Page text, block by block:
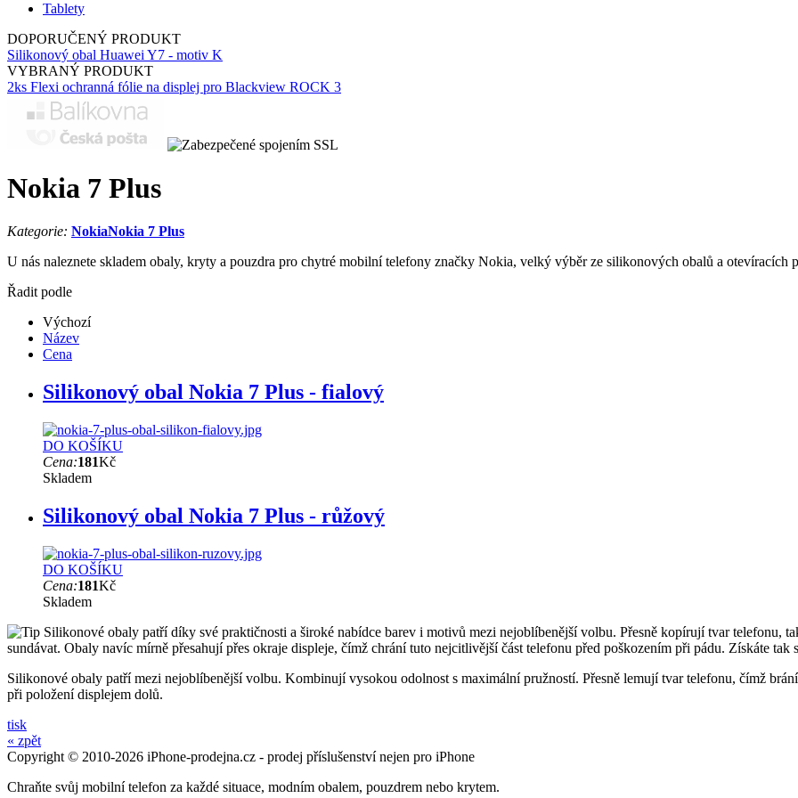
Tablety
DOPORUČENÝ PRODUKT
Silikonový obal Huawei Y7 - motiv K
VYBRANÝ PRODUKT
2ks Flexi ochranná fólie na displej pro Blackview ROCK 3
Nokia 7 Plus
Kategorie: NokiaNokia 7 Plus
U nás naleznete skladem obaly, kryty a pouzdra pro chytré mobilní telefony značky Nokia, velký výběr ze silikonových obalů a otevíracích
Řadit podle
Výchozí
Název
Cena
Silikonový obal Nokia 7 Plus - fialový
DO KOŠÍKU
Cena:181Kč
Skladem
Silikonový obal Nokia 7 Plus - růžový
DO KOŠÍKU
Cena:181Kč
Skladem
Silikonové obaly patří díky své praktičnosti a široké nabídce barev i motivů mezi nejoblíbenější volbu. Přesně kopírují tvar telefonu,
sundávat. Obaly navíc mírně přesahují přes okraje displeje, čímž chrání tuto nejcitlivější část telefonu před poškozením při pádu. Získáte
Silikonové obaly patří mezi nejoblíbenější volbu. Kombinují vysokou odolnost s maximální pružností. Přesně lemují tvar telefonu, čímž
při položení displejem dolů.
tisk
« zpět
Copyright © 2010-2026 iPhone-prodejna.cz - prodej příslušenství nejen pro iPhone
Chraňte svůj mobilní telefon za každé situace, modním obalem, pouzdrem nebo krytem.